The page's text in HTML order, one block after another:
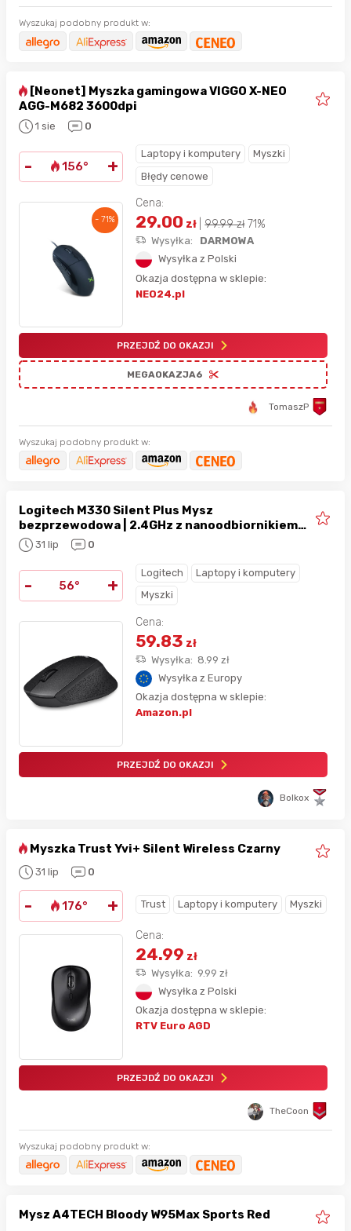
Wyszukaj podobny produkt w:
[Neonet] Myszka gamingowa VIGGO X-NEO
AGG-M682 3600dpi
1 sie 0
- 156° +
Laptopy i komputery
Myszki
Błędy cenowe
- 71%
Cena:
29.00 zł 99.99zł 71%
Wysyłka:
DARMOWA
Wysyłka z Polski
Okazja dostępna w sklepie:
NEO24.pl
PRZEJDŹ DO OKAZJI
MEGAOKAZJA6
TomaszP
Wyszukaj podobny produkt w:
Logitech M330 Silent Plus Mysz
bezprzewodowa | 2.4GHz z nanoodbiornikiem
USB, 1000 DPI
31 lip 0
- 56° +
Logitech
Laptopy i komputery
Myszki
Cena:
59.83 zł
Wysyłka: 8.99 zł
Wysyłka z Europy
Okazja dostępna w sklepie:
Amazon.pl
PRZEJDŹ DO OKAZJI
Bolkox
Myszka Trust Yvi+ Silent Wireless Czarny
31 lip 0
- 176° + Trust Laptopy i komputery Myszki
Cena:
24.99 zł
Wysyłka: 9.99 zł
Wysyłka z Polski
Okazja dostępna w sklepie:
RTV Euro AGD
PRZEJDŹ DO OKAZJI
TheCoon
Wyszukaj podobny produkt w:
Mysz A4TECH Bloody W95Max Sports Red